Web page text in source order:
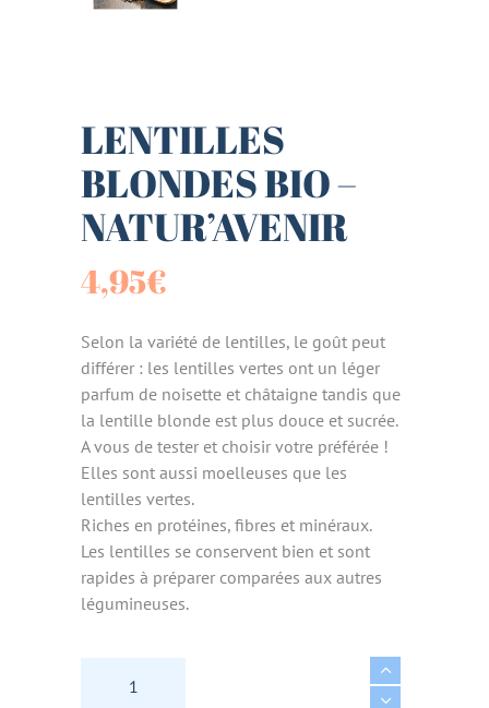
LENTILLES
BLONDES BIO –
NATUR’AVENIR
4,95€
Selon la variété de lentilles, le goût peut
différer : les lentilles vertes ont un léger
parfum de noisette et châtaigne tandis que
la lentille blonde est plus douce et sucrée.
A vous de tester et choisir votre préférée !
Elles sont aussi moelleuses que les
lentilles vertes.
Riches en protéines, fibres et minéraux.
Les lentilles se conservent bien et sont
rapides à préparer comparées aux autres
légumineuses.
LENTILLES BLONDES BIO - NATUR'AVENIR